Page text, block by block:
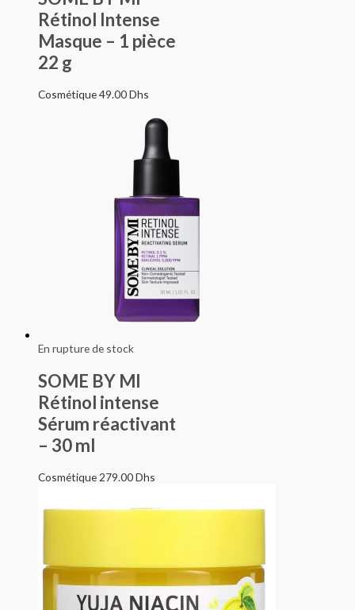
Rétinol Intense
Masque – 1 pièce
22 g
Cosmétique49.00Dhs
En rupture de stock
SOME BY MI
Rétinol intense
Sérum réactivant
– 30 ml
Cosmétique 279.00Dhs